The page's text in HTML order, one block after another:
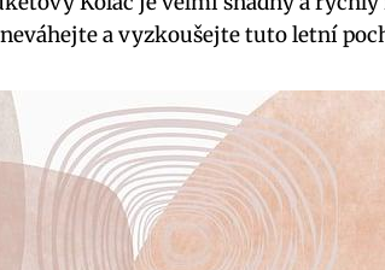
a vyzkoušejte tuto letní